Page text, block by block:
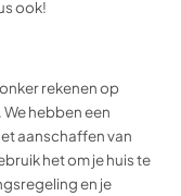
ook!
rekenen op
hebben een
aanschaffen van
het om je huis te
en je